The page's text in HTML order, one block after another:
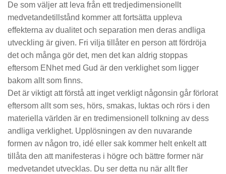
De som väljer att leva från ett tredjedimensionellt
medvetandetillstånd kommer att fortsätta uppleva
effekterna av dualitet och separation men deras andliga
utveckling är given. Fri vilja tillåter en person att fördröja
det och många gör det, men det kan aldrig stoppas
eftersom ENhet med Gud är den verklighet som ligger
bakom allt som finns.
Det är viktigt att förstå att inget verkligt någonsin går förlorat
eftersom allt som ses, hörs, smakas, luktas och rörs i den
materiella världen är en tredimensionell tolkning av dess
andliga verklighet. Upplösningen av den nuvarande
formen av någon tro, idé eller sak kommer helt enkelt att
tillåta den att manifesteras i högre och bättre former när
medvetandet utvecklas. Du ser detta nu när allt fler